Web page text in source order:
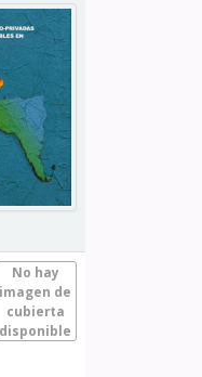
No hay
imagen de
cubierta
disponible